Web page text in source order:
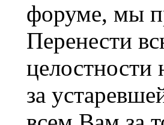
форуме, мы
Перенести
целостности
за